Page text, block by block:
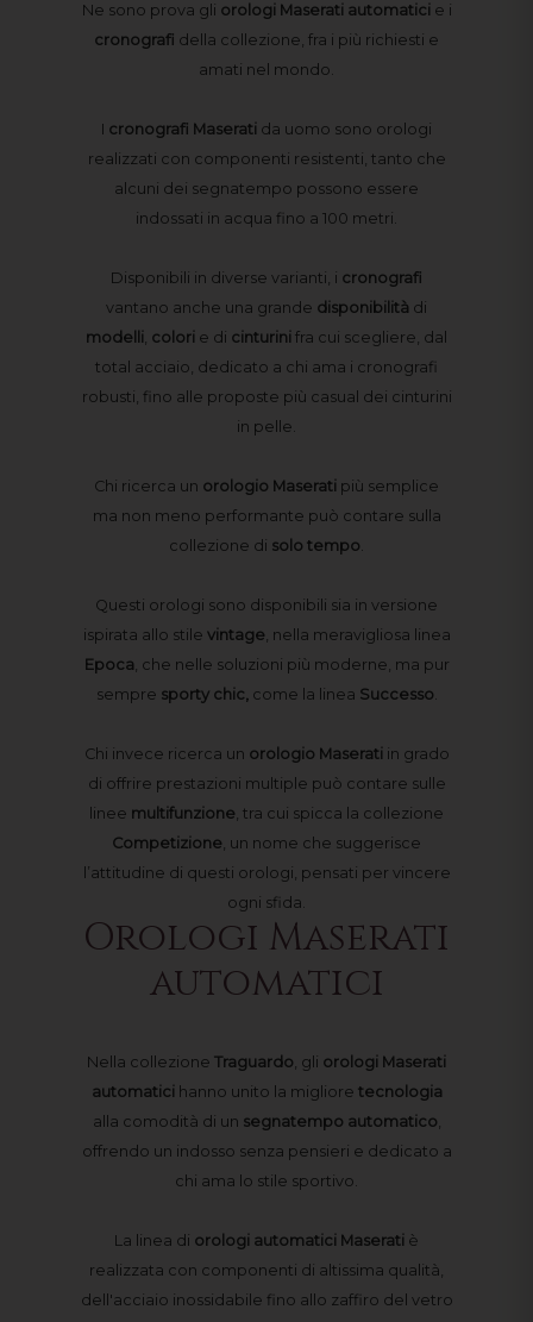
Ne sono prova gli orologi Maserati automaticie i
cronografi della collezione, fra i più richiesti e
amati nel mondo.
I cronografi Maserati da uomo sono orologi
realizzati con componenti resistenti, tanto che
alcuni dei segnatempo possono essere
indossati in acqua fino a 100 metri.
Disponibili in diverse varianti, i cronografi
vantano anche una grande disponibilità di
modelli, colori e di cinturini fra cui scegliere, dal
total acciaio, dedicato a chi ama i cronografi
robusti, fino alle proposte più casual dei cinturini
in pelle.
Chi ricerca un orologio Maserati più semplice
ma non meno performante può contare sulla
collezione di solo tempo.
Questi orologi sono disponibili sia in versione
ispirata allo stile vintage, nella meravigliosa linea
Epoca, che nelle soluzioni più moderne, ma pur
sempre sporty chic,come la linea Successo.
Chi invece ricerca un orologio Maseratiin grado
di offrire prestazioni multiple può contare sulle
linee multifunzione, tra cui spicca la collezione
Competizione, un nome che suggerisce
l’attitudine di questi orologi, pensati per vincere
ogni sfida.
Orologi Maserati
automatici
Nella collezione Traguardo, gli orologi Maserati
automaticihanno unito la migliore tecnologia
alla comodità di un segnatempo automatico,
offrendo un indosso senza pensieri e dedicato a
chi ama lo stile sportivo.
La linea di orologi automatici Maserati è
realizzata con componenti di altissima qualità,
dell'acciaio inossidabile fino allo zaffiro del vetro